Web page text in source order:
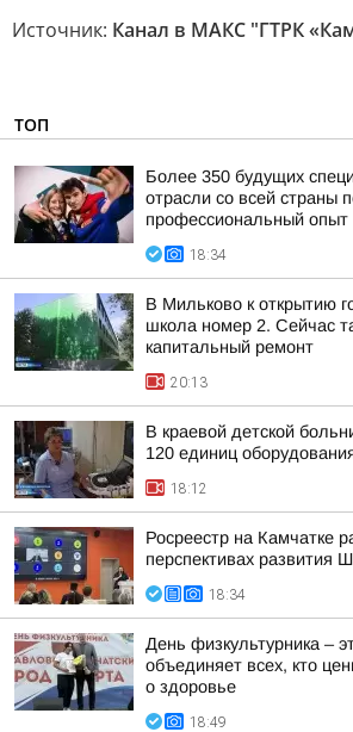
Источник: Канал в МАКС "ГТРК
ТОП
Более 350 будущих
отрасли со всей страны
профессиональный опыт
18:34
В Мильково к открытию
школа номер 2. Сейчас
капитальный ремонт
20:13
В краевой детской
120 единиц
18:12
Росреестр на Камчатке
перспективах развития
18:34
День физкультурника –
объединяет всех, кто
о здоровье
18:49